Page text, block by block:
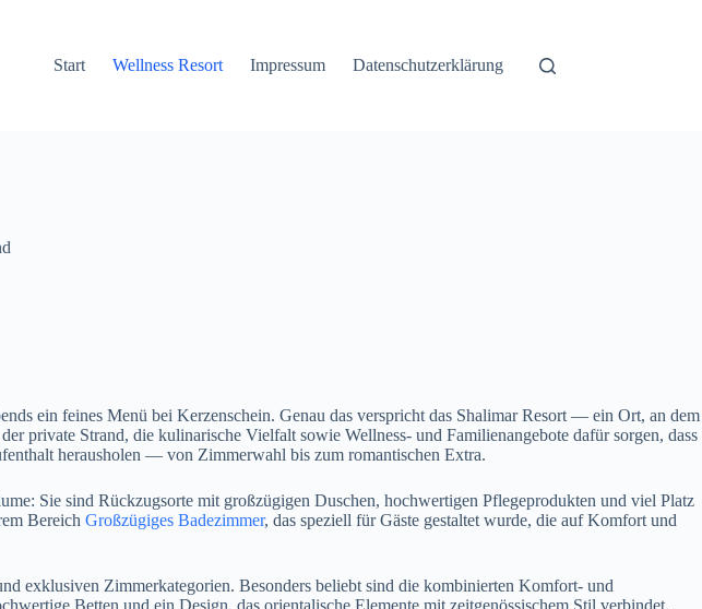
Start Wellness Resort Impressum Datenschutzerklärung
ein feines Menü bei Kerzenschein. Genau das verspricht das Shalimar Resort — ein Ort, an dem
private Strand, die kulinarische Vielfalt sowie Wellness- und Familienangebote dafür sorgen, dass
herausholen — von Zimmerwahl bis zum romantischen Extra.
Sie sind Rückzugsorte mit großzügigen Duschen, hochwertigen Pflegeprodukten und viel Platz
Bereich Großzügiges Badezimmer, das speziell für Gäste gestaltet wurde, die auf Komfort und
exklusiven Zimmerkategorien. Besonders beliebt sind die kombinierten Komfort- und
Betten und ein Design, das orientalische Elemente mit zeitgenössischem Stil verbindet.